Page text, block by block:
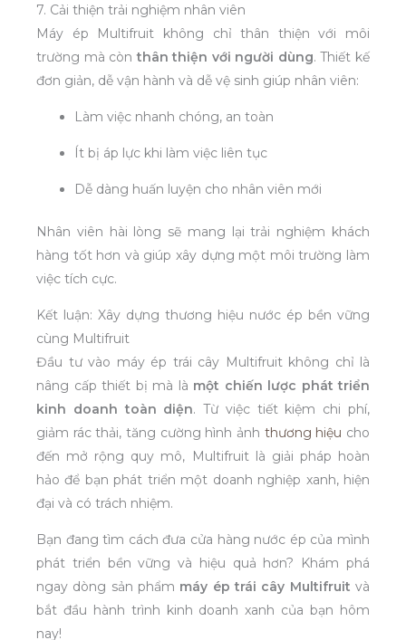
7. Cải thiện trải nghiệm nhân viên
Máy ép Multifruit không chỉ thân thiện với môi
trường mà cònthân thiện với người dùng. Thiết kế
đơn giản, dễ vận hành và dễ vệ sinh giúp nhân viên:
Làm việc nhanh chóng, an toàn
Ít bị áp lực khi làm việc liên tục
Dễ dàng huấn luyện cho nhân viên mới
Nhân viên hài lòng sẽ mang lại trải nghiệm khách
hàng tốt hơn và giúp xây dựng một môi trường làm
việc tích cực.
Kết luận: Xây dựng thương hiệu nước ép bền vững
cùng Multifruit
Đầu tư vào máy ép trái cây Multifruit không chỉ là
nâng cấp thiết bị mà là một chiến lược phát triển
kinh doanh toàn diện. Từ việc tiết kiệm chi phí,
giảm rác thải, tăng cường hình ảnh thương hiệu cho
đến mở rộng quy mô, Multifruit là giải pháp hoàn
hảo để bạn phát triển một doanh nghiệp xanh, hiện
đại và có trách nhiệm.
Bạn đang tìm cách đưa cửa hàng nước ép của mình
phát triển bền vững và hiệu quả hơn? Khám phá
ngay dòng sản phẩm máy ép trái cây Multifruit và
bắt đầu hành trình kinh doanh xanh của bạn hôm
nay!